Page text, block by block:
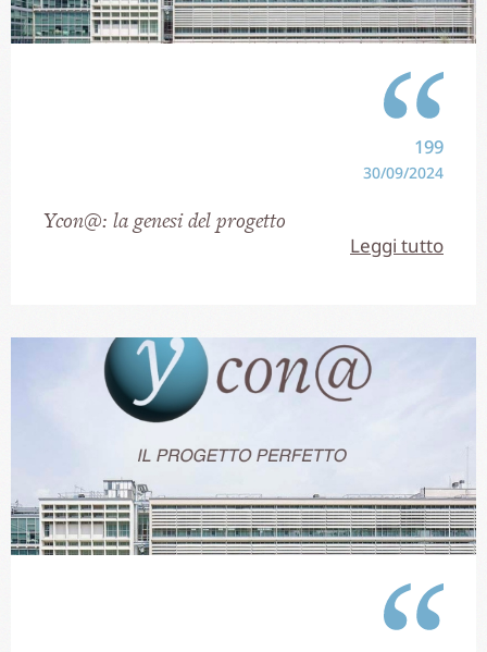
199
30/09/2024
Ycon@: la genesi del progetto
Leggi tutto